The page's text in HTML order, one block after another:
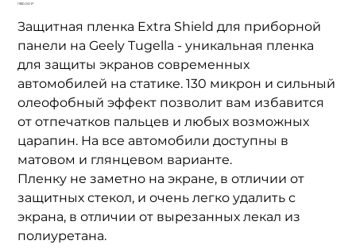
Цена
1 550,00 ₽
Защитная пленка Extra Shield для приборной
панели на Geely Tugella - уникальная пленка
для защиты экранов современных
автомобилей на статике. 130 микрон и сильный
олеофобный эффект позволит вам избавится
от отпечатков пальцев и любых возможных
царапин. На все автомобили доступны в
матовом и глянцевом варианте.
Пленку не заметно на экране, в отличии от
защитных стекол, и очень легко удалить с
экрана, в отличии от вырезанных лекал из
полиуретана.